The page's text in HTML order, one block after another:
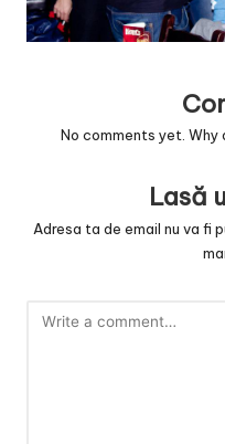
v
a
e
No comments yet. Why
Lasă
Adresa ta de email nu va fi